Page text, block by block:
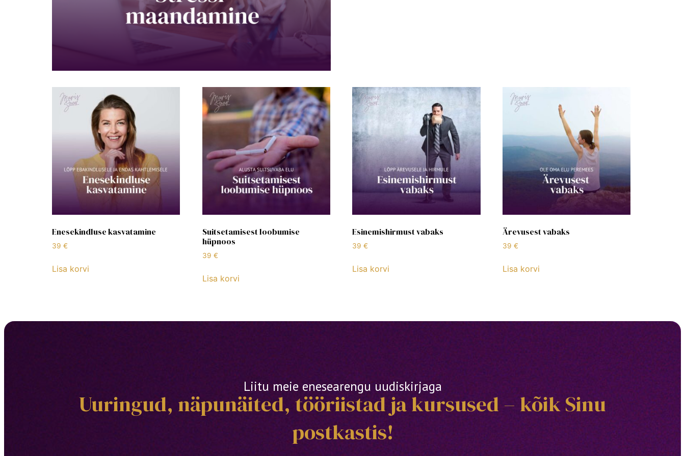
Enesekindluse kasvatamine
39 €
Lisa korvi
Suitsetamisest loobumise
hüpnoos
39 €
Lisa korvi
Esinemishirmust vabaks
39€
Lisa korvi
Ärevusest vabaks
39€
Lisa korvi
Liitu meie enesearengu uudiskirjaga
Uuringud, näpunäited, tööriistad ja kursused – kõik Sinu
postkastis!